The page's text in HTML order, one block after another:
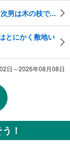
男は木の枝で...
とにかく敷地い
日～2026年08月08日
！